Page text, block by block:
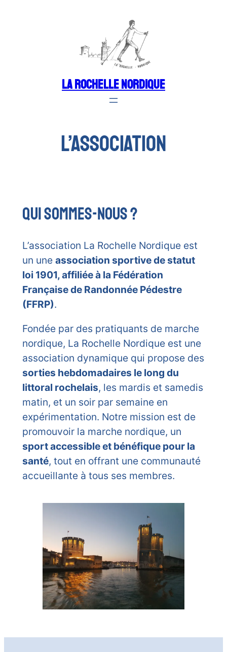
LA ROCHELLE NORDIQUE
L’ASSOCIATION
QUI SOMMES-NOUS ?
L’association La Rochelle Nordique est
un une association sportive de statut
loi 1901, affiliée à la Fédération
Française de Randonnée Pédestre
(FFRP).
Fondée par des pratiquants de marche
nordique, La Rochelle Nordique est une
association dynamique qui propose des
sorties hebdomadaires le long du
littoral rochelais, les mardis et samedis
matin, et un soir par semaine en
expérimentation. Notre mission est de
promouvoir la marche nordique, un
sport accessible et bénéfique pour la
santé, tout en offrant une communauté
accueillante à tous ses membres.